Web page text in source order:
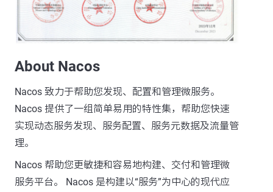
About Nacos
Nacos 致力于帮助您发现、配置和管理微服务。
Nacos 提供了一组简单易用的特性集，帮助您快速
实现动态服务发现、服务配置、服务元数据及流量管
理。
Nacos 帮助您更敏捷和容易地构建、交付和管理微
服务平台。 Nacos 是构建以“服务”为中心的现代应